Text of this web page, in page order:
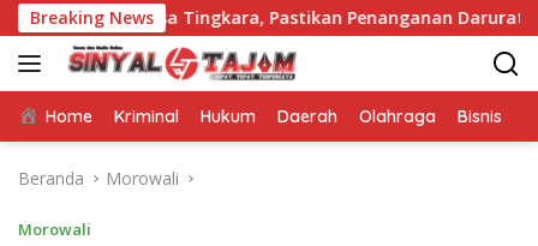
Langsung
ke
konten
Breaking News
Tingkara, Pastikan Penanganan Darurat Berjalan
Home Kriminal Hukum Daerah Olahraga Bisnis
Beranda Morowali
Morowali